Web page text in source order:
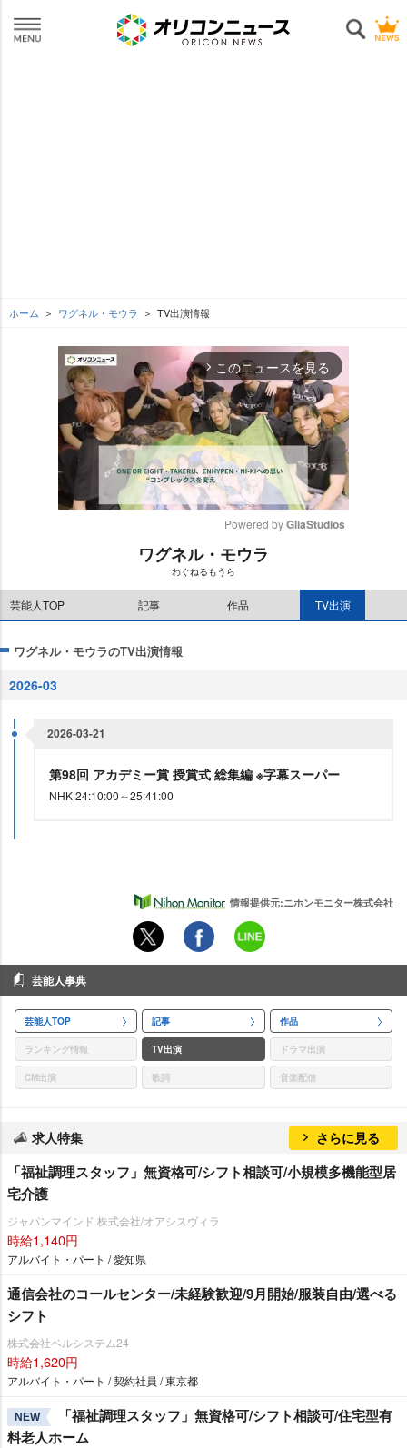
ホーム ワグネル・モウラ TV出演情報
arrow_forward_ios このニュースを見る
Powered by GliaStudios
ワグネル・モウラ
わぐねるもうら
芸能人TOP 記事 作品 TV出演
ワグネル・モウラのTV出演情報
2026-03
2026-03-21
第98回 アカデミー賞 授賞式 総集編 ※字幕スーパー
NHK 24:10:00～25:41:00
情報提供元:ニホンモニター株式会社
芸能人事典
芸能人TOP 記事 作品
ランキング情報 TV出演 ドラマ出演
CM出演 歌詞 音楽配信
求人特集 さらに見る
「福祉調理スタッフ」無資格可/シフト相談可/小規模多機能型居
宅介護
ジャパンマインド 株式会社/オアシスヴィラ
時給1,140円
アルバイト・パート / 愛知県
通信会社のコールセンター/未経験歓迎/9月開始/服装自由/選べる
シフト
株式会社ベルシステム24
時給1,620円
アルバイト・パート / 契約社員 / 東京都
NEW
「福祉調理スタッフ」無資格可/シフト相談可/住宅型有
料老人ホーム